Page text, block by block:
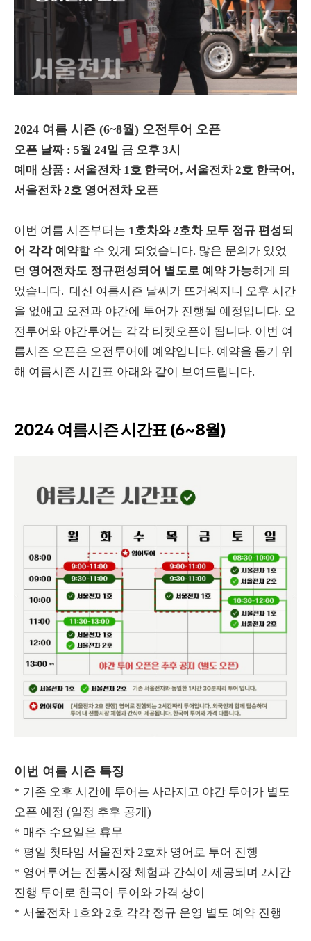
2024 여름 시즌 (6~8월) 오전투어 오픈
오픈 날짜 : 5월 24일 금 오후 3시
예매 상품 : 서울전차 1호 한국어, 서울전차 2호 한국어,
서울전차 2호 영어전차 오픈
이번 여름 시즌부터는 1호차와 2호차 모두 정규 편성되
어 각각 예약할 수 있게 되었습니다. 많은 문의가 있었
던 영어전차도 정규편성되어 별도로 예약 가능하게 되
었습니다. 대신 여름시즌 날씨가 뜨거워지니 오후 시간
을 없애고 오전과 야간에 투어가 진행될 예정입니다. 오
전투어와 야간투어는 각각 티켓오픈이 됩니다. 이번 여
름시즌 오픈은 오전투어에 예약입니다. 예약을 돕기 위
해 여름시즌 시간표 아래와 같이 보여드립니다.
2024 여름시즌 시간표 (6~8월)
이번 여름 시즌 특징
* 기존 오후 시간에 투어는 사라지고 야간 투어가 별도
오픈 예정 (일정 추후 공개)
* 매주 수요일은 휴무
* 평일 첫타임 서울전차 2호차 영어로 투어 진행
* 영어투어는 전통시장 체험과 간식이 제공되며 2시간
진행 투어로 한국어 투어와 가격 상이
* 서울전차 1호와 2호 각각 정규 운영 별도 예약 진행